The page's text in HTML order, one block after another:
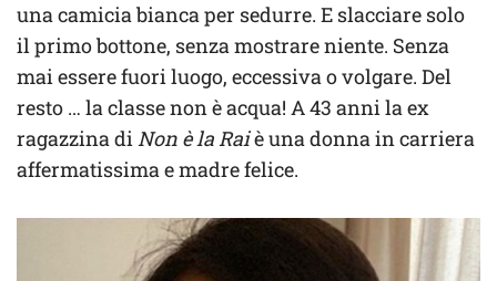
una camicia bianca per sedurre. E slacciare solo
il primo bottone, senza mostrare niente. Senza
mai essere fuori luogo, eccessiva o volgare. Del
resto … la classe non è acqua! A 43 anni la ex
ragazzina diNon è la Raiè una donna in carriera
affermatissima e madre felice.